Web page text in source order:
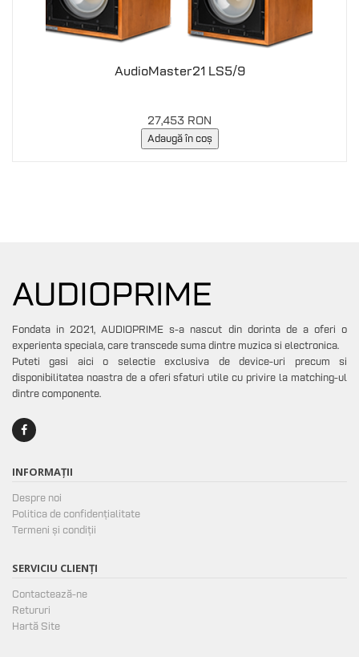
AudioMaster21 LS5/9
27,453 RON
Adaugă în coș
Fondata in 2021, AUDIOPRIME s-a nascut din dorinta de a oferi o
experienta speciala, care transcede suma dintre muzica si electronica.
Puteti gasi aici o selectie exclusiva de device-uri precum si
disponibilitatea noastra de a oferi sfaturi utile cu privire la matching-ul
dintre componente.
INFORMAȚII
Despre noi
Politica de confidențialitate
Termeni și condiții
SERVICIU CLIENȚI
Contactează-ne
Retururi
Hartă Site